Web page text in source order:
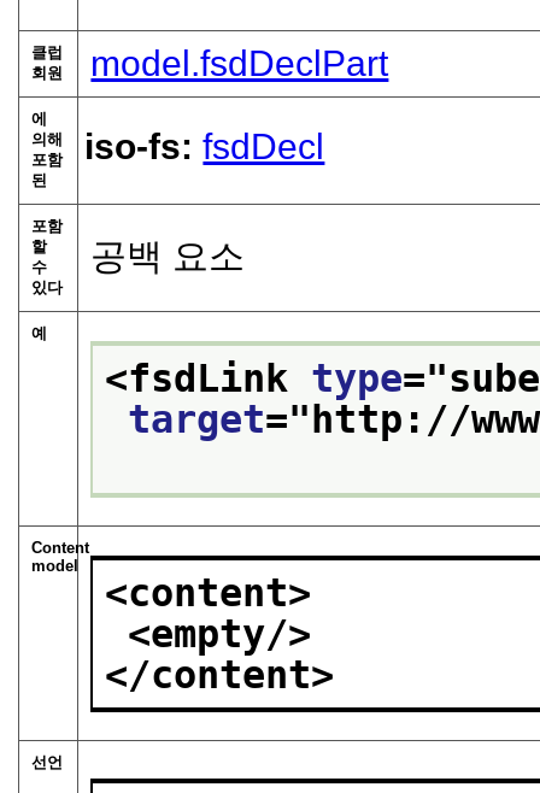
클럽
회원
model.fsdDeclPart
에
의해
포함
된
iso-fs:fsdDecl
포함
할
수
있다
공백 요소
예
<fsdLink type="
target="http://
Content
model
<content>
<empty/>
</content>
선언